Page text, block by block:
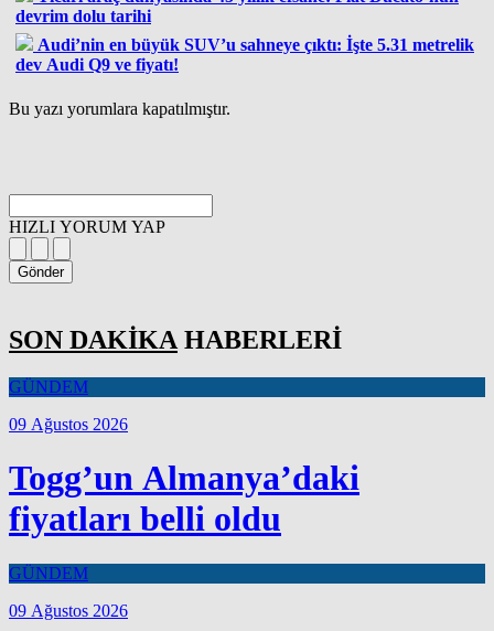
devrim dolu tarihi
Audi’nin en büyük SUV’u sahneye çıktı: İşte 5.31 metrelik
dev Audi Q9 ve fiyatı!
Bu yazı yorumlara kapatılmıştır.
HIZLI YORUM YAP
Gönder
SON DAKİKA HABERLERİ
GÜNDEM
09 Ağustos 2026
Togg’un Almanya’daki
fiyatları belli oldu
GÜNDEM
09 Ağustos 2026